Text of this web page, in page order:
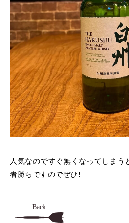
人気なのですぐ無くなってしま
者勝ちですのでぜひ!
Back